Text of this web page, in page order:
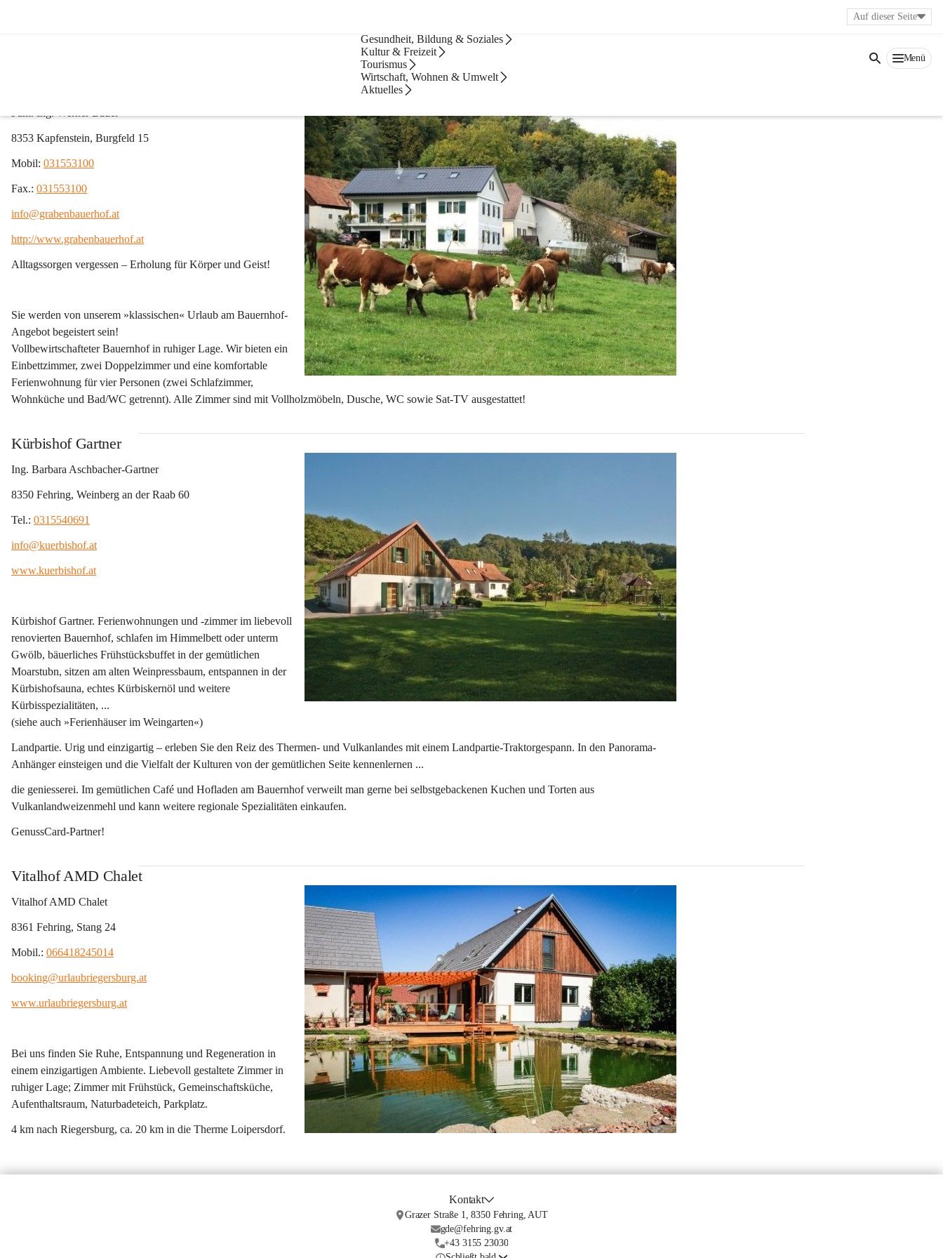
Gesundheit, Bildung & Soziales
Kultur & Freizeit
Tourismus
Wirtschaft, Wohnen & Umwelt
Aktuelles
Menü
Auf dieser Seite
8353 Kapfenstein, Burgfeld 15
Mobil: 031553100
Fax.: 031553100
info@grabenbauerhof.at
http://www.grabenbauerhof.at
Alltagssorgen vergessen – Erholung für Körper und Geist!
Sie werden von unserem »klassischen« Urlaub am Bauernhof-
Angebot begeistert sein!
Vollbewirtschafteter Bauernhof in ruhiger Lage. Wir bieten ein
Einbettzimmer, zwei Doppelzimmer und eine komfortable
Ferienwohnung für vier Personen (zwei Schlafzimmer,
Wohnküche und Bad/WC getrennt). Alle Zimmer sind mit Vollholzmöbeln, Dusche, WC sowie Sat-TV ausgestattet!
Kürbishof Gartner
Ing. Barbara Aschbacher-Gartner
8350 Fehring, Weinberg an der Raab 60
Tel.: 0315540691
info@kuerbishof.at
www.kuerbishof.at
Kürbishof Gartner. Ferienwohnungen und -zimmer im liebevoll
renovierten Bauernhof, schlafen im Himmelbett oder unterm
Gwölb, bäuerliches Frühstücksbuffet in der gemütlichen
Moarstubn, sitzen am alten Weinpressbaum, entspannen in der
Kürbishofsauna, echtes Kürbiskernöl und weitere
Kürbisspezialitäten, ...
(siehe auch »Ferienhäuser im Weingarten«)
Landpartie. Urig und einzigartig – erleben Sie den Reiz des Thermen- und Vulkanlandes mit einem Landpartie-Traktorgespann. In den Panorama-
Anhänger einsteigen und die Vielfalt der Kulturen von der gemütlichen Seite kennenlernen ...
die geniesserei. Im gemütlichen Café und Hofladen am Bauernhof verweilt man gerne bei selbstgebackenen Kuchen und Torten aus
Vulkanlandweizenmehl und kann weitere regionale Spezialitäten einkaufen.
GenussCard-Partner!
Vitalhof AMD Chalet
Vitalhof AMD Chalet
8361 Fehring, Stang 24
Mobil.: 066418245014
booking@urlaubriegersburg.at
www.urlaubriegersburg.at
Bei uns finden Sie Ruhe, Entspannung und Regeneration in
einem einzigartigen Ambiente. Liebevoll gestaltete Zimmer in
ruhiger Lage; Zimmer mit Frühstück, Gemeinschaftsküche,
Aufenthaltsraum, Naturbadeteich, Parkplatz.
4 km nach Riegersburg, ca. 20 km in die Therme Loipersdorf.
Kontakt
Grazer Straße 1, 8350 Fehring, AUT
gde@fehring.gv.at
+43 3155 23030